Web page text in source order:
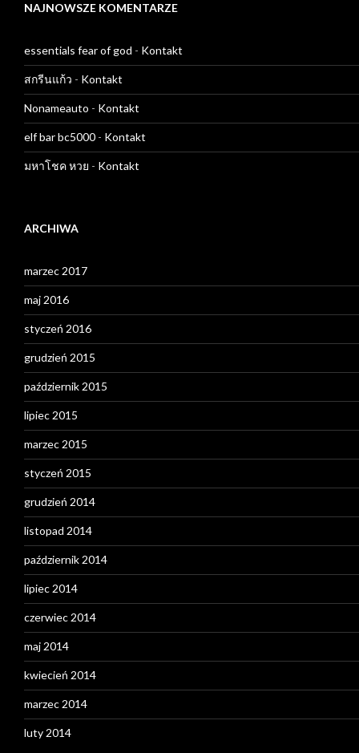
NAJNOWSZE KOMENTARZE
essentials fear of god - Kontakt
สกรีนแก้ว - Kontakt
Nonameauto - Kontakt
elf bar bc5000 - Kontakt
มหาโชค หวย - Kontakt
ARCHIWA
marzec 2017
maj 2016
styczeń 2016
grudzień 2015
październik 2015
lipiec 2015
marzec 2015
styczeń 2015
grudzień 2014
listopad 2014
październik 2014
lipiec 2014
czerwiec 2014
maj 2014
kwiecień 2014
marzec 2014
luty 2014